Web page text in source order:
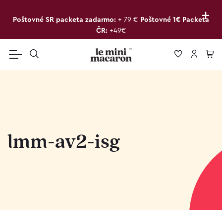
+
Poštovné SR packeta zadarmo: + 79 € Poštovné 1€ Packeta
ČR: +49€
lmm-av2-isg